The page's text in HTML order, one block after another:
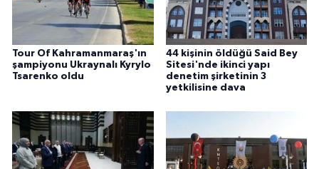
Tour Of Kahramanmaraş'ın
şampiyonu Ukraynalı Kyrylo
Tsarenko oldu
44 kişinin öldüğü Said Bey
Sitesi'nde ikinci yapı
denetim şirketinin 3
yetkilisine dava